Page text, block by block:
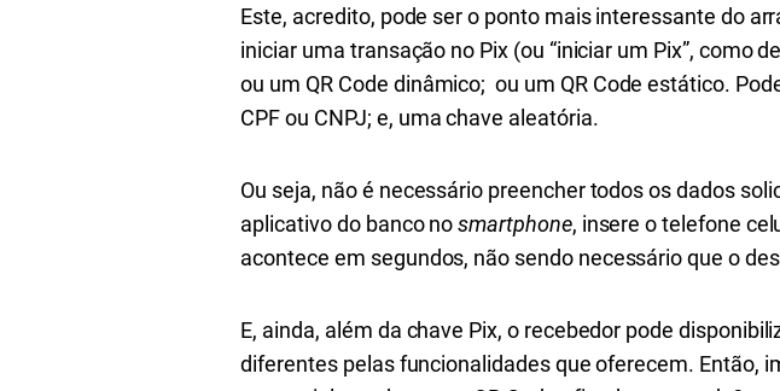
Este, acredito, pode ser o ponto mais interessante do
iniciar uma transação no Pix (ou “iniciar um Pix”, como
ou um QR Code dinâmico; ou um QR Code estático.
CPF ou CNPJ; e, uma chave aleatória.
Ou seja, não é necessário preencher todos os dados
aplicativo do banco nosmartphone, insere o telefone
acontece em segundos, não sendo necessário que o
E, ainda, além da chave Pix, o recebedor pode
diferentes pelas funcionalidades que oferecem. Então,